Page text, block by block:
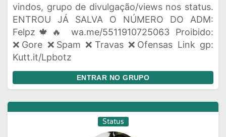
vindos, grupo de divulgação/views nos status.
ENTROU JÁ SALVA O NÚMERO DO ADM:
Felpz🍁🔥 wa.me/5511910725063 Proibido:
❌Gore ❌Spam ❌Travas ❌Ofensas Link gp:
Kutt.it/Lpbotz
ENTRAR NO GRUPO
Status